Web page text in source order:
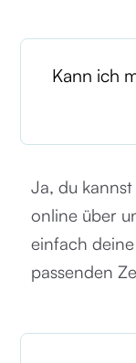
Kann ich
Ja, du
online über
einfach
passenden